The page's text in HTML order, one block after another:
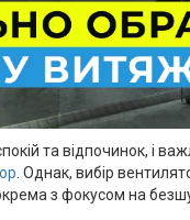
та відпочинок, і
. Однак, вибір
з фокусом на